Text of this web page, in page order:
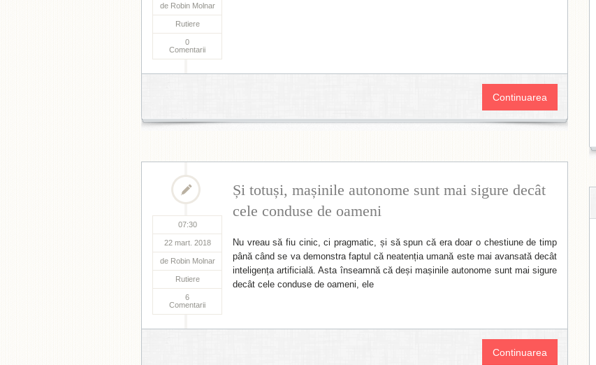
de Robin Molnar
Rutiere
0
Comentarii
Continuarea
07:30
22 mart. 2018
de Robin Molnar
Rutiere
6
Comentarii
Și totuși, mașinile autonome sunt mai sigure decât
cele conduse de oameni
Nu vreau să fiu cinic, ci pragmatic, și să spun că era doar o chestiune de timp
până când se va demonstra faptul că neatenția umană este mai avansată decât
inteligența artificială. Asta înseamnă că deși mașinile autonome sunt mai sigure
decât cele conduse de oameni, ele
Continuarea